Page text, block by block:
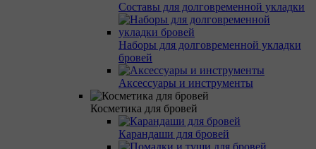
Составы для долговременной укладки
Наборы для долговременной укладки
бровей
Аксессуары и инструменты
Косметика для бровей
Карандаши для бровей